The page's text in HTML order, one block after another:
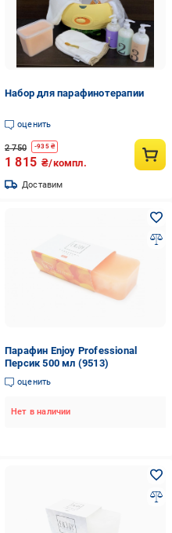
Набор для парафинотерапии
оценить
2 750 -935₴
1 815 ₴/компл.
Доставим
Парафин Enjoy Professional
Персик 500 мл (9513)
оценить
Нет в наличии